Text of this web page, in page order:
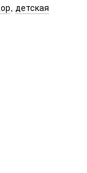
, детская